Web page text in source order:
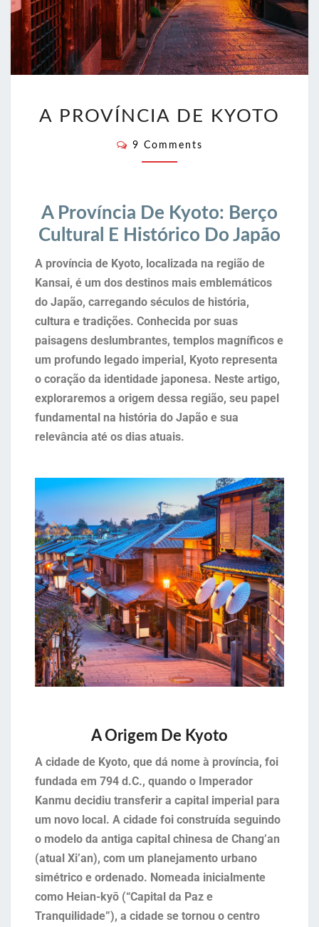
A PROVÍNCIA DE KYOTO
9 Comments
A Província De Kyoto: Berço
Cultural E Histórico Do Japão
A província de Kyoto, localizada na região de
Kansai, é um dos destinos mais emblemáticos
do Japão, carregando séculos de história,
cultura e tradições. Conhecida por suas
paisagens deslumbrantes, templos magníficos e
um profundo legado imperial, Kyoto representa
o coração da identidade japonesa. Neste artigo,
exploraremos a origem dessa região, seu papel
fundamental na história do Japão e sua
relevância até os dias atuais.
A Origem De Kyoto
A cidade de Kyoto, que dá nome à província, foi
fundada em 794 d.C., quando o Imperador
Kanmu decidiu transferir a capital imperial para
um novo local. A cidade foi construída seguindo
o modelo da antiga capital chinesa de Chang’an
(atual Xi’an), com um planejamento urbano
simétrico e ordenado. Nomeada inicialmente
como Heian-kyō (“Capital da Paz e
Tranquilidade”), a cidade se tornou o centro